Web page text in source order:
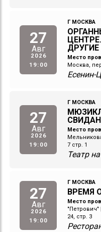
27
Авг
2026
19:00
Г МОСКВА
Место
Москва,
Есенин-
27
Авг
2026
19:00
Г МОСКВА
Место
7 стр. 1
Театр
27
Авг
2026
19:00
Г МОСКВА
ВРЕМЯ
Место
"Петрович"
24, стр. 3